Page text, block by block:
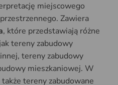
miejscowego
Zawiera
, które przedstawiają różne
tereny zabudowy
tereny zabudowy
mieszkaniowej. W
tereny zabudowane